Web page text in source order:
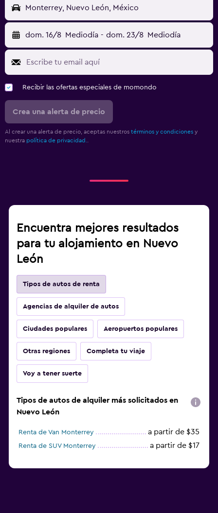
Monterrey, Nuevo León, México
dom. 16/8 Mediodía - dom. 23/8 Mediodía
Recibir las ofertas especiales de momondo
Crea una alerta de precio
Al crear una alerta de precio, aceptas nuestros términos y condiciones y
nuestra política de privacidad..
Encuentra mejores resultados
para tu alojamiento en Nuevo
León
Tipos de autos de renta
Agencias de alquiler de autos
Ciudades populares Aeropuertos populares
Otras regiones Completa tu viaje
Voy a tener suerte
Tipos de autos de alquiler más solicitados en
Nuevo León
Renta de Van Monterrey a partir de $35
Renta de SUV Monterrey a partir de $17